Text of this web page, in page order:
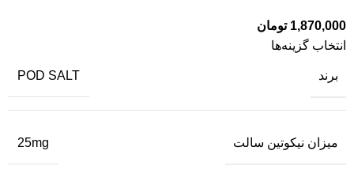
1,870,000 تومان
انتخاب گزینه‌ها
برند POD SALT
میزان نیکوتین سالت 25mg